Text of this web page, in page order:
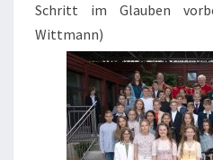
Schritt im Glauben
Wittmann)